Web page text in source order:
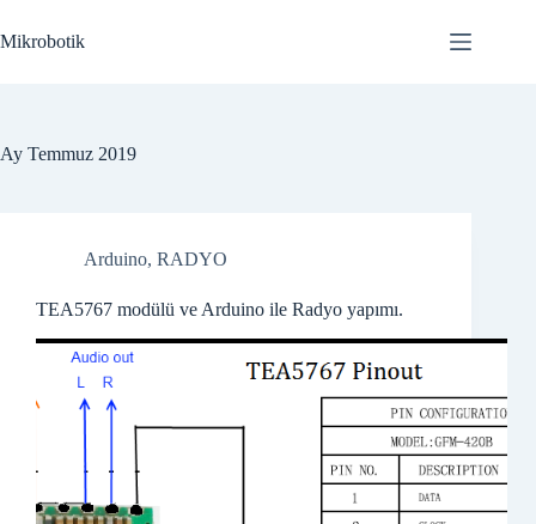
to
content
Mikrobotik
Ay Temmuz 2019
Arduino, RADYO
TEA5767 modülü ve Arduino ile Radyo yapımı.